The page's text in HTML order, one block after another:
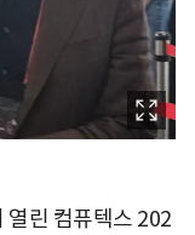
열린 컴퓨텍스 202